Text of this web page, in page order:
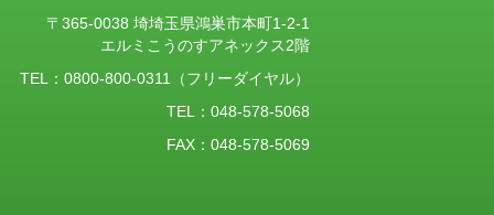
〒365-0038 埼埼玉県鴻巣市本町1-2-1
エルミこうのすアネックス2階
TEL： 0800-800-0311
（フリーダイヤル）
TEL：048-578-5068
FAX：048-578-5069